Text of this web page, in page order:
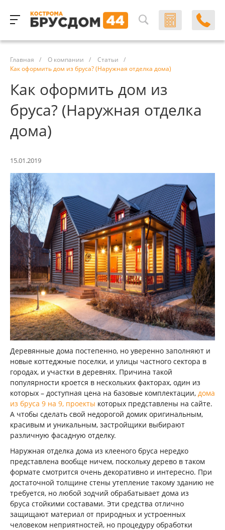
Главная / О компании / Статьи
/
Как оформить дом из бруса? (Наружная отделка дома)
Как оформить дом из
бруса? (Наружная отделка
дома)
15.01.2019
Деревянные дома постепенно, но уверенно заполняют и
новые коттеджные поселки, и улицы частного сектора в
городах, и участки в деревнях. Причина такой
популярности кроется в нескольких факторах, один из
которых – доступная цена на базовые комплектации, дома
из бруса 9 на 9, проекты которых представлены на сайте.
А чтобы сделать свой недорогой домик оригинальным,
красивым и уникальным, застройщики выбирают
различную фасадную отделку.
Наружная отделка дома из клееного бруса нередко
представлена вообще ничем, поскольку дерево в таком
формате смотрится очень декоративно и интересно. При
достаточной толщине стены утепление такому зданию не
требуется, но любой зодчий обрабатывает дома из
бруса стойкими составами. Эти средства отлично
защищают материал от природных и устроенных
человеком неприятностей, но процедуру обработки